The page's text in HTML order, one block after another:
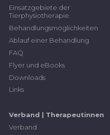
Einsatzgebiete der
Tierphysiotherapie
Behandlungsmöglichkeiten
Ablauf einer Behandlung
FAQ
Flyer und eBooks
Downloads
Links
Verband | Therapeutinnen
Verband